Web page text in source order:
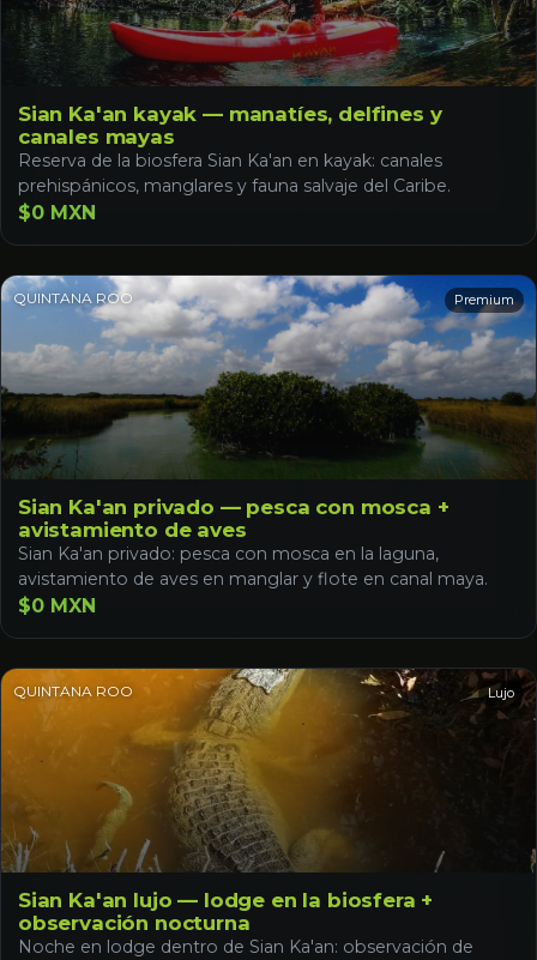
Sian Ka'an kayak — manatíes, delfines y
canales mayas
Reserva de la biosfera Sian Ka'an en kayak: canales
prehispánicos, manglares y fauna salvaje del Caribe.
$0 MXN
QUINTANA ROO Premium
Sian Ka'an privado — pesca con mosca +
avistamiento de aves
Sian Ka'an privado: pesca con mosca en la laguna,
avistamiento de aves en manglar y flote en canal maya.
$0 MXN
QUINTANA ROO Lujo
Sian Ka'an lujo — lodge en la biosfera +
observación nocturna
Noche en lodge dentro de Sian Ka'an: observación de